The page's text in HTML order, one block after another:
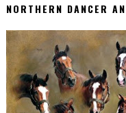
NORTHERN DANCER